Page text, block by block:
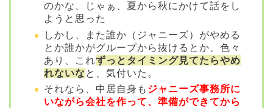
のかな、じゃぁ、夏から秋にかけて話をし
ようと思った
しかし、また誰か（ジャニーズ）がやめる
とか誰かがグループから抜けるとか、色々
あり、これずっとタイミング見てたらやめ
れないなと、気付いた。
それなら、中居自身も ジャニーズ事務所に
いながら会社を作って、準備ができてから